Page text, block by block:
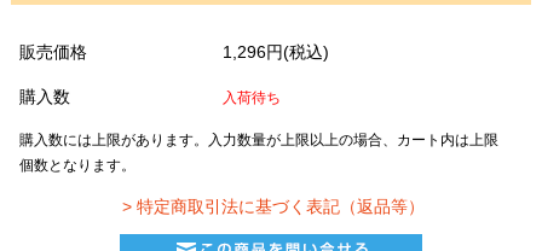
販売価格 1,296円(税込)
購入数 入荷待ち
購入数には上限があります。入力数量が上限以上の場合、カート内は上限
個数となります。
> 特定商取引法に基づく表記（返品等）